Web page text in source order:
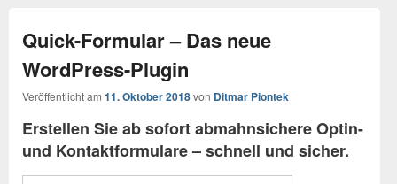
Quick-Formular – Das neue
WordPress-Plugin
Veröffentlicht am 11. Oktober 2018von Ditmar Piontek
Erstellen Sie ab sofort abmahnsichere Optin-
und Kontaktformulare – schnell und sicher.